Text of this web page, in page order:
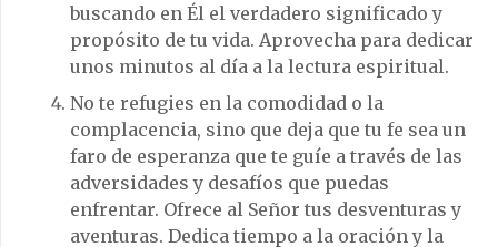
buscando en Él el verdadero significado y
propósito de tu vida. Aprovecha para dedicar
unos minutos al día a la lectura espiritual.
No te refugies en la comodidad o la
complacencia, sino que deja que tu fe sea un
faro de esperanza que te guíe a través de las
adversidades y desafíos que puedas
enfrentar. Ofrece al Señor tus desventuras y
aventuras. Dedica tiempo a la oración y la